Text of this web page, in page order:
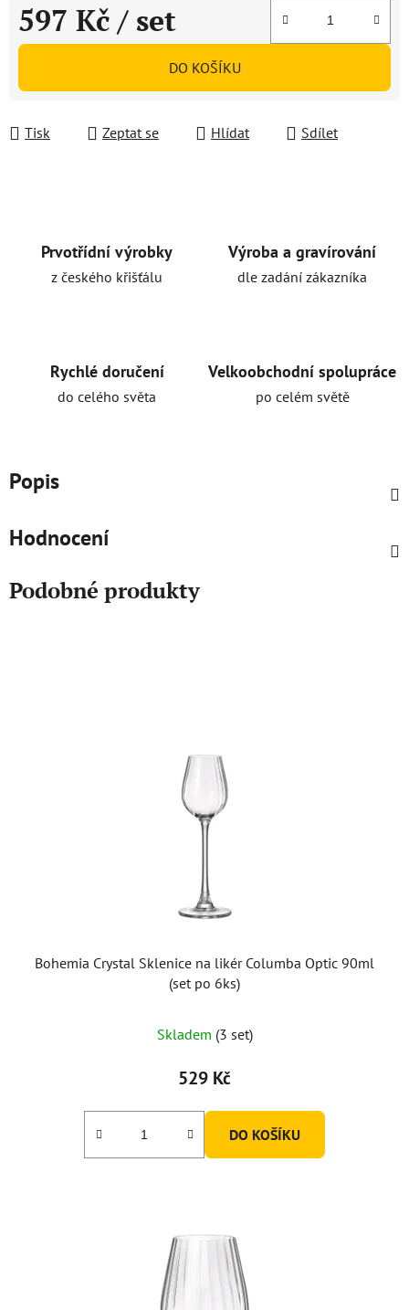
597 Kč / set
Měrná cena:
DO KOŠÍKU
Tisk Zeptat se Hlídat Sdílet
Prvotřídní výrobky
z českého křišťálu
Výroba a gravírování
dle zadání zákazníka
Rychlé doručení
do celého světa
Velkoobchodní spolupráce
po celém světě
Popis
Hodnocení
Podobné produkty
Bohemia Crystal Sklenice na likér Columba Optic 90ml
(set po 6ks)
Skladem (3 set)
529 Kč
DO KOŠÍKU